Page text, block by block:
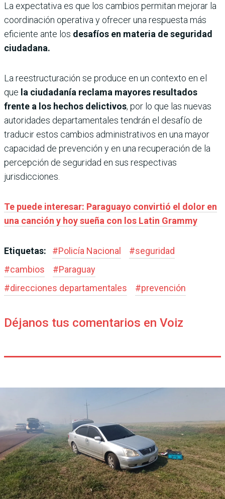
La expectativa es que los cambios permitan mejorar la
coordinación operativa y ofrecer una respuesta más
eficiente ante los desafíos en materia de seguridad
ciudadana.
La reestructuración se produce en un contexto en el
que la ciudadanía reclama mayores resultados
frente a los hechos delictivos, por lo que las nuevas
autoridades departamentales tendrán el desafío de
traducir estos cambios administrativos en una mayor
capacidad de prevención y en una recuperación de la
percepción de seguridad en sus respectivas
jurisdicciones.
Te puede interesar: Paraguayo convirtió el dolor en
una canción y hoy sueña con los Latin Grammy
Etiquetas: #Policía Nacional #seguridad
#cambios #Paraguay
#direcciones departamentales #prevención
Déjanos tus comentarios en Voiz